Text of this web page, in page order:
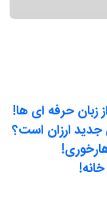
زبان حرفه ای ها!
ارزان است؟